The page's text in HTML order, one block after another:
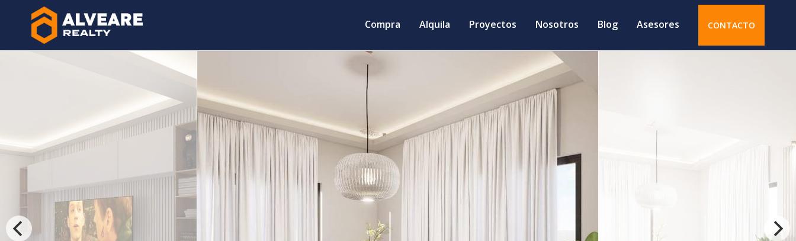
Compra Alquila Proyectos Nosotros Blog Asesores CONTACTO